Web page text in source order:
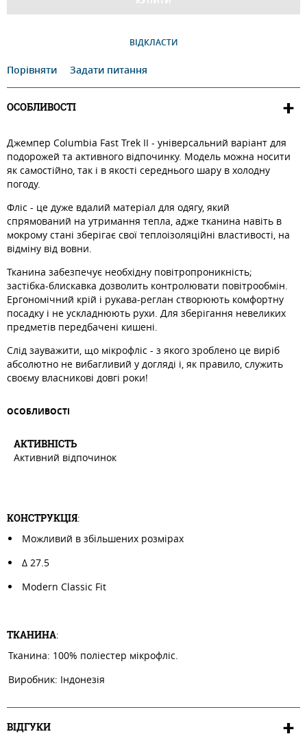
ВІДКЛАСТИ
Порівняти Задати питання
ОСОБЛИВОСТІ
Джемпер Columbia Fast Trek II - універсальний варіант для
подорожей та активного відпочинку. Модель можна носити
як самостійно, так і в якості середнього шару в холодну
погоду.
Фліс - це дуже вдалий матеріал для одягу, який
спрямований на утримання тепла, адже тканина навіть в
мокрому стані зберігає свої теплоізоляційні властивості, на
відміну від вовни.
Тканина забезпечує необхідну повітропроникність;
застібка-блискавка дозволить контролювати повітрообмін.
Ергономічний крій і рукава-реглан створюють комфортну
посадку і не ускладнюють рухи. Для зберігання невеликих
предметів передбачені кишені.
Слід зауважити, що мікрофліс - з якого зроблено це виріб
абсолютно не вибагливий у догляді і, як правило, служить
своєму власникові довгі роки!
ОСОБЛИВОСТI
АКТИВНIСТЬ
Активний відпочинок
КОНСТРУКЦІЯ:
Можливий в збільшених розмірах
Δ 27.5
Modern Classic Fit
ТКАНИНА:
Тканина: 100% поліестер мікрофліс.
Виробник: Індонезія
ВІДГУКИ